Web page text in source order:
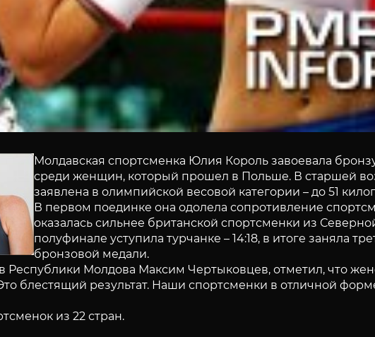
Молдавская спортсменка Юлия Король завоевала
среди женщин, который прошел в Польше. В старшей
заявлена в олимпийской весовой категории – до 51
В первом поединке она одолела сопротивление
оказалась сильнее британской спортсменки из
полуфинале уступила турчанке – 14:18, в итоге заняла
бронзовой медали.
Молдова Максим Чертыковцев, отметил, что
блестящий результат. Наши спортсменки в отличной
из 22 стран.